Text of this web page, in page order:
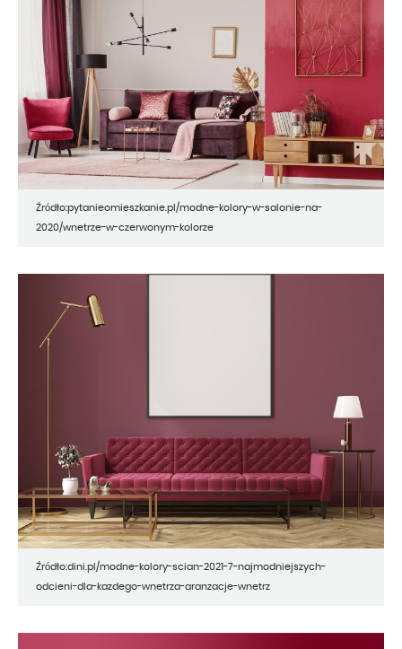
Źródło:pytanieomieszkanie.pl/modne-kolory-w-salonie-na-
2020/wnetrze-w-czerwonym-kolorze
Źródło:dini.pl/modne-kolory-scian-2021-7-najmodniejszych-
odcieni-dla-kazdego-wnetrza-aranzacje-wnetrz